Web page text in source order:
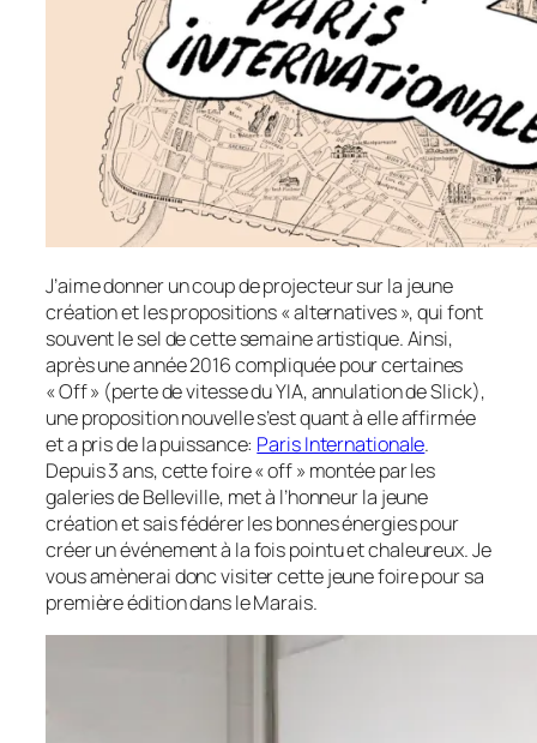
J’aime donner un coup de projecteur sur la jeune
création et les propositions « alternatives », qui font
souvent le sel de cette semaine artistique. Ainsi,
après une année 2016 compliquée pour certaines
« Off » (perte de vitesse du YIA, annulation de Slick),
une proposition nouvelle s’est quant à elle affirmée
et a pris de la puissance: Paris Internationale.
Depuis 3 ans, cette foire « off » montée par les
galeries de Belleville, met à l’honneur la jeune
création et sais fédérer les bonnes énergies pour
créer un événement à la fois pointu et chaleureux. Je
vous amènerai donc visiter cette jeune foire pour sa
première édition dans le Marais.